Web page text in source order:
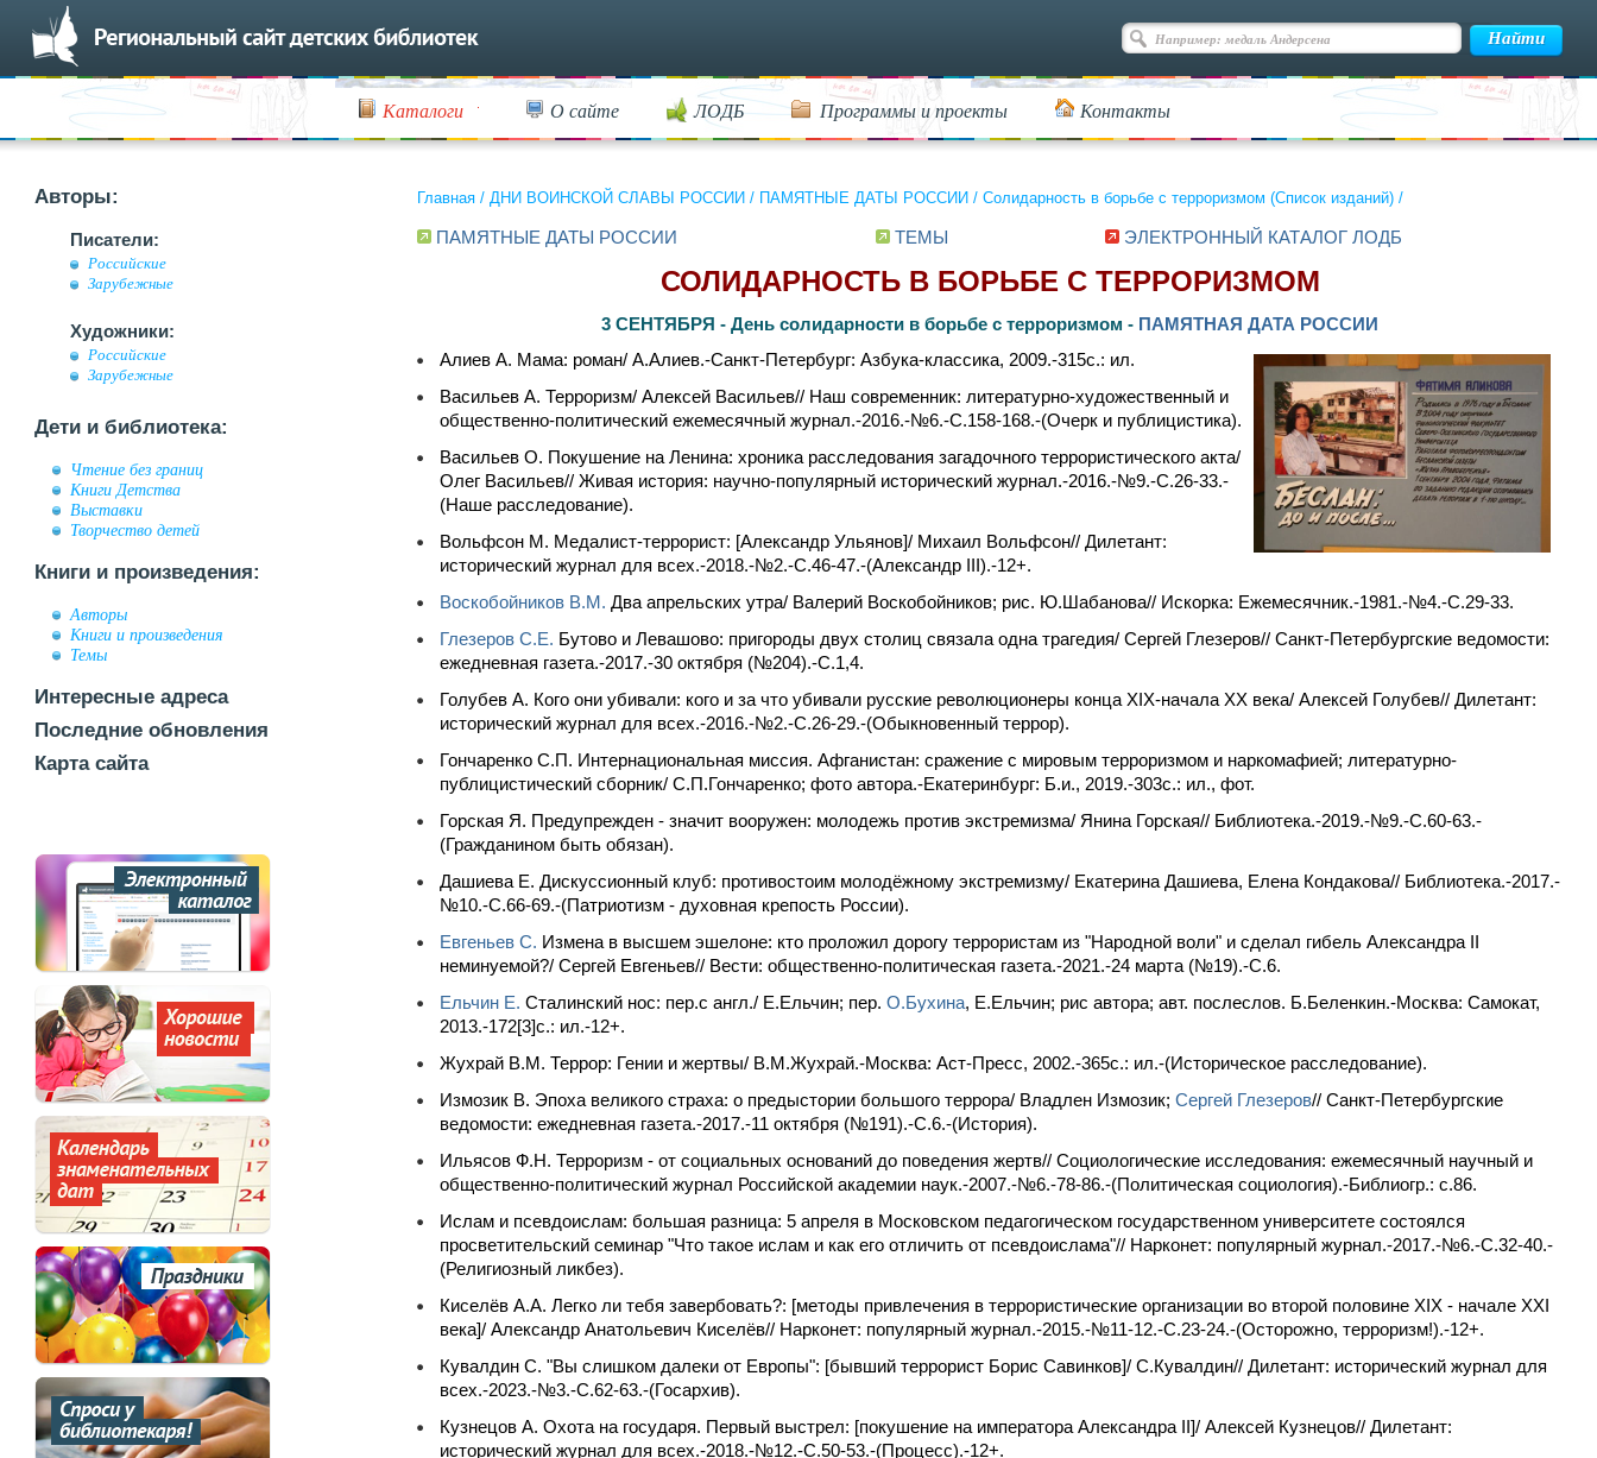
Каталоги О сайте ЛОДБ Программы и проекты Контакты
Авторы:
Писатели:
Российские
Зарубежные
Художники:
Российские
Зарубежные
Дети и библиотека:
Чтение без границ
Книги Детства
Выставки
Творчество детей
Книги и произведения:
Авторы
Книги и произведения
Темы
Интересные адреса
Последние обновления
Карта сайта
Главная / ДНИ ВОИНСКОЙ СЛАВЫ РОССИИ / ПАМЯТНЫЕ ДАТЫ РОССИИ / Солидарность в борьбе с терроризмом (Список изданий) /
ПАМЯТНЫЕ ДАТЫ РОССИИ ТЕМЫ ЭЛЕКТРОННЫЙ КАТАЛОГ ЛОДБ
СОЛИДАРНОСТЬ В БОРЬБЕ С ТЕРРОРИЗМОМ
3 СЕНТЯБРЯ - День солидарности в борьбе с терроризмом - ПАМЯТНАЯ ДАТА РОССИИ
Алиев А. Мама: роман/ А.Алиев.-Санкт-Петербург: Азбука-классика, 2009.-315c.: ил.
Васильев А. Терроризм/ Алексей Васильев// Наш современник: литературно-художественный и
общественно-политический ежемесячный журнал.-2016.-№6.-С.158-168.-(Очерк и публицистика).
Васильев О. Покушение на Ленина: хроника расследования загадочного террористического акта/
Олег Васильев// Живая история: научно-популярный исторический журнал.-2016.-№9.-С.26-33.-
(Наше расследование).
Вольфсон М. Медалист-террорист: [Александр Ульянов]/ Михаил Вольфсон// Дилетант:
исторический журнал для всех.-2018.-№2.-С.46-47.-(Александр III).-12+.
Воскобойников В.М. Два апрельских утра/ Валерий Воскобойников; рис. Ю.Шабанова// Искорка: Ежемесячник.-1981.-№4.-С.29-33.
Глезеров С.Е. Бутово и Левашово: пригороды двух столиц связала одна трагедия/ Сергей Глезеров// Санкт-Петербургские ведомости:
ежедневная газета.-2017.-30 октября (№204).-С.1,4.
Голубев А. Кого они убивали: кого и за что убивали русские революционеры конца XIX-начала XX века/ Алексей Голубев// Дилетант:
исторический журнал для всех.-2016.-№2.-С.26-29.-(Обыкновенный террор).
Гончаренко С.П. Интернациональная миссия. Афганистан: сражение с мировым терроризмом и наркомафией; литературно-
публицистический сборник/ С.П.Гончаренко; фото автора.-Екатеринбург: Б.и., 2019.-303c.: ил., фот.
Горская Я. Предупрежден - значит вооружен: молодежь против экстремизма/ Янина Горская// Библиотека.-2019.-№9.-С.60-63.-
(Гражданином быть обязан).
Дашиева Е. Дискуссионный клуб: противостоим молодёжному экстремизму/ Екатерина Дашиева, Елена Кондакова// Библиотека.-2017.-
№10.-С.66-69.-(Патриотизм - духовная крепость России).
Евгеньев С. Измена в высшем эшелоне: кто проложил дорогу террористам из "Народной воли" и сделал гибель Александра II
неминуемой?/ Сергей Евгеньев// Вести: общественно-политическая газета.-2021.-24 марта (№19).-С.6.
Ельчин Е. Сталинский нос: пер.с англ./ Е.Ельчин; пер. О.Бухина, Е.Ельчин; рис автора; авт. послеслов. Б.Беленкин.-Москва: Самокат,
2013.-172[3]c.: ил.-12+.
Жухрай В.М. Террор: Гении и жертвы/ В.М.Жухрай.-Москва: Аст-Пресс, 2002.-365с.: ил.-(Историческое расследование).
Измозик В. Эпоха великого страха: о предыстории большого террора/ Владлен Измозик; Сергей Глезеров// Санкт-Петербургские
ведомости: ежедневная газета.-2017.-11 октября (№191).-С.6.-(История).
Ильясов Ф.Н. Терроризм - от социальных оснований до поведения жертв// Социологические исследования: ежемесячный научный и
общественно-политический журнал Российской академии наук.-2007.-№6.-78-86.-(Политическая социология).-Библиогр.: с.86.
Ислам и псевдоислам: большая разница: 5 апреля в Московском педагогическом государственном университете состоялся
просветительский семинар "Что такое ислам и как его отличить от псевдоислама"// Нарконет: популярный журнал.-2017.-№6.-С.32-40.-
(Религиозный ликбез).
Киселёв А.А. Легко ли тебя завербовать?: [методы привлечения в террористические организации во второй половине XIX - начале XXI
века]/ Александр Анатольевич Киселёв// Нарконет: популярный журнал.-2015.-№11-12.-С.23-24.-(Осторожно, терроризм!).-12+.
Кувалдин С. "Вы слишком далеки от Европы": [бывший террорист Борис Савинков]/ С.Кувалдин// Дилетант: исторический журнал для
всех.-2023.-№3.-С.62-63.-(Госархив).
Кузнецов А. Охота на государя. Первый выстрел: [покушение на императора Александра II]/ Алексей Кузнецов// Дилетант:
исторический журнал для всех.-2018.-№12.-С.50-53.-(Процесс).-12+.